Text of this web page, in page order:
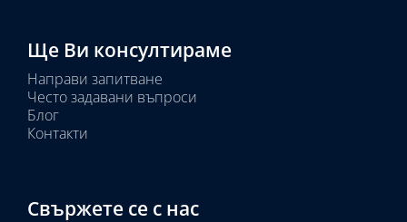
Ще Ви консултираме
Направи запитване
Често задавани въпроси
Блог
Контакти
Свържете се с нас